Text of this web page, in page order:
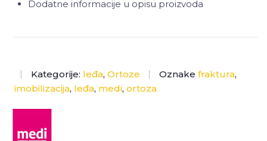
Dodatne informacije u opisu proizvoda
Kategorije: leđa, Ortoze Oznake fraktura,
imobilizacija, leđa, medi, ortoza